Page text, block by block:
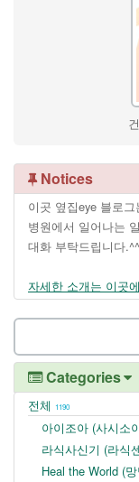
Notices
이곳 옆집eye 블로
병원에서 일어나는
대화 부탁드립니다.^^
자세한 소개는 이곳에
Categories
전체 1190
아이조아 (사시소
라식사신기 (라식
Heal the World (